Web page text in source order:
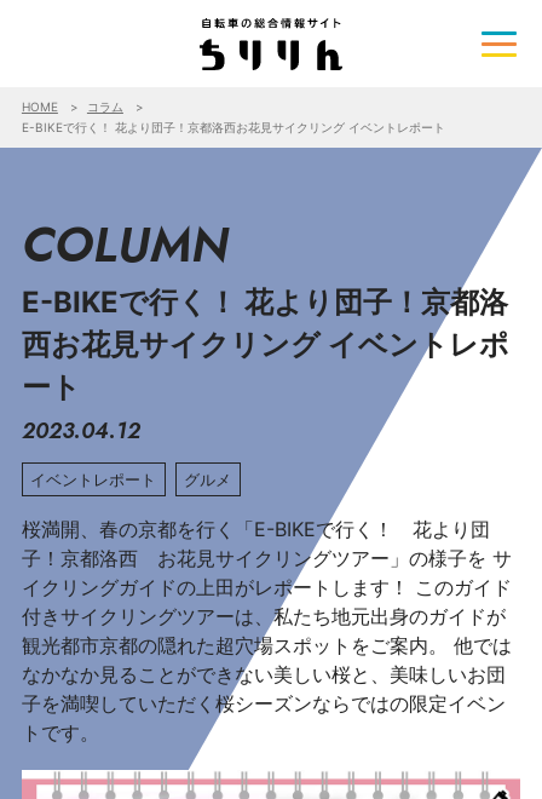
HOME
コラム
E-BIKEで行く！ 花より団子！京都洛西お花見サイクリング イベントレポート
COLUMN
E-BIKEで行く！ 花より団子！京都洛
西お花見サイクリング イベントレポ
ート
2023.04.12
イベントレポート グルメ
桜満開、春の京都を行く「E-BIKEで行く！ 花より団
子！京都洛西 お花見サイクリングツアー」の様子を サ
イクリングガイドの上田がレポートします！ このガイド
付きサイクリングツアーは、私たち地元出身のガイドが
観光都市京都の隠れた超穴場スポットをご案内。 他では
なかなか見ることができない美しい桜と、美味しいお団
子を満喫していただく桜シーズンならではの限定イベン
トです。